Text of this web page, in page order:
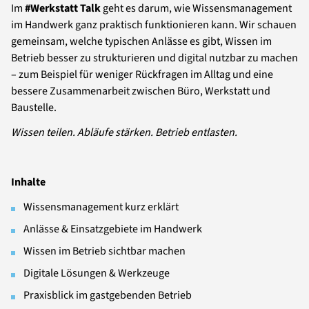
Im#Werkstatt Talkgeht es darum, wie Wissensmanagement
im Handwerk ganz praktisch funktionieren kann. Wir schauen
gemeinsam, welche typischen Anlässe es gibt, Wissen im
Betrieb besser zu strukturieren und digital nutzbar zu machen
– zum Beispiel für weniger Rückfragen im Alltag und eine
bessere Zusammenarbeit zwischen Büro, Werkstatt und
Baustelle.
Wissen teilen. Abläufe stärken. Betrieb entlasten.
Inhalte
Wissensmanagement kurz erklärt
Anlässe & Einsatzgebiete im Handwerk
Wissen im Betrieb sichtbar machen
Digitale Lösungen & Werkzeuge
Praxisblick im gastgebenden Betrieb